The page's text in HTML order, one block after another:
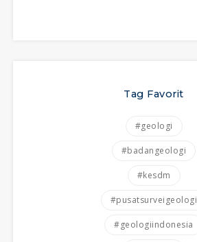
Tag Favorit
#geologi
#badangeologi
#kesdm
#pusatsurveigeologi
#geologiindonesia